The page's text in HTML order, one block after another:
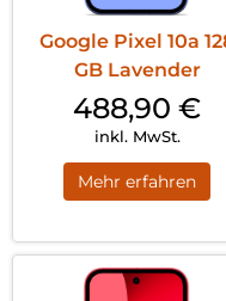
Google Pixel 10a
GB Lavender
488,90 €
inkl. MwSt.
Mehr erfahren